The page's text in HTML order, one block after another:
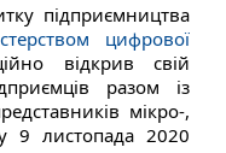
підприємництва
цифрової
відкрив свій
разом із
мікро-,
9 листопада 2020